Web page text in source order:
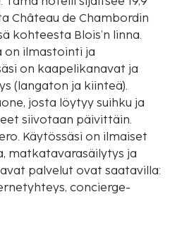
Château de Chambordin
kohteesta Blois’n linna.
on ilmastointi ja
on kaapelikanavat ja
(langaton ja kiinteä).
josta löytyy suihku ja
siivotaan päivittäin.
matkatavarasäilytys ja
palvelut ovat saatavilla:
concierge-